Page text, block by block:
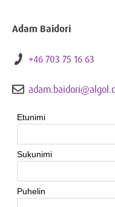
Adam Baidori
+46 703 75 16 63